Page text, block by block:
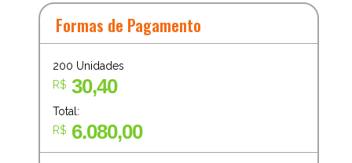
Formas de Pagamento
200 Unidades
R$ 30,40
Total:
R$ 6.080,00